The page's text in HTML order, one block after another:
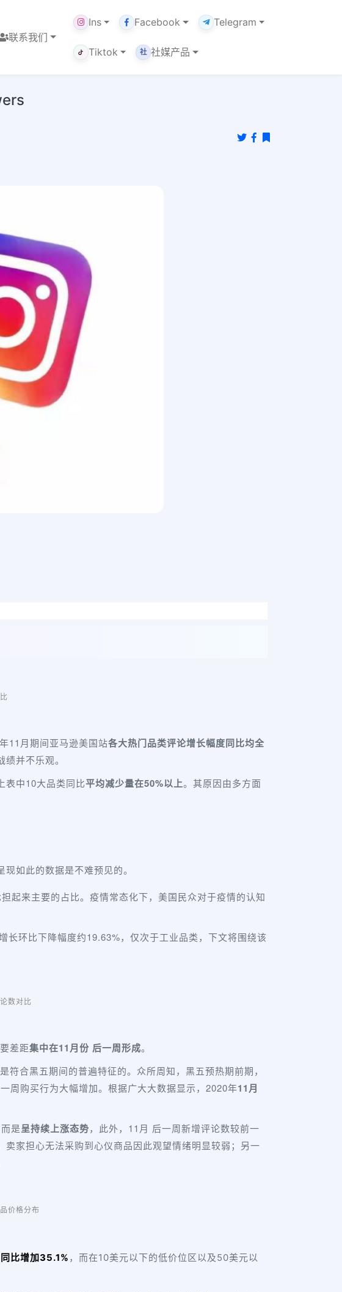
联系我们
Ins Facebook Telegram
Tiktok 社 社媒产品
11月期间亚马逊美国站各大热门品类评论增长幅度同比均全
并不乐观。
表中10大品类同比平均减少量在50%以上。其原因由多方面
现如此的数据是不难预见的。
起来主要的占比。疫情常态化下，美国民众对于疫情的认知
环比下降幅度约19.63%，仅次于工业品类，下文将围绕该
数对比
差距集中在11月份 后一周形成。
符合黑五期间的普遍特征的。众所周知，黑五预热期前期，
周购买行为大幅增加。根据广大大数据显示，2020年11月
是呈持续上涨态势，此外，11月 后一周新增评论数较前一
家担心无法采购到心仪商品因此观望情绪明显较弱；另一
价格分布
比增加35.1% ，而在10美元以下的低价位区以及50美元以